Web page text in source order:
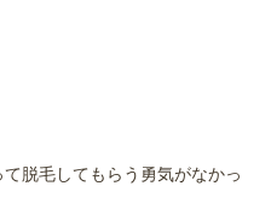
脱毛してもらう勇気がなかっ